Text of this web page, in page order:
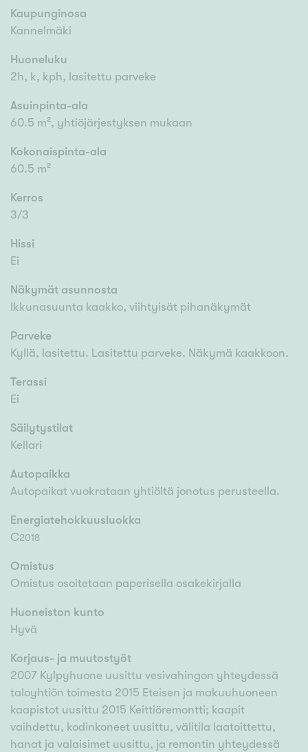
Kaupunginosa
Kannelmäki
Huoneluku
2h, k, kph, lasitettu parveke
Asuinpinta-ala
60.5 m², yhtiöjärjestyksen mukaan
Kokonaispinta-ala
60.5 m²
Kerros
3/3
Hissi
Ei
Näkymät asunnosta
Ikkunasuunta kaakko, viihtyisät pihanäkymät
Parveke
Kyllä, lasitettu. Lasitettu parveke. Näkymä kaakkoon.
Terassi
Ei
Säilytystilat
Kellari
Autopaikka
Autopaikat vuokrataan yhtiöltä jonotus perusteella.
Energiatehokkuusluokka
C2018
Omistus
Omistus osoitetaan paperisella osakekirjalla
Huoneiston kunto
Hyvä
Korjaus- ja muutostyöt
2007 Kylpyhuone uusittu vesivahingon yhteydessä
taloyhtiön toimesta 2015 Eteisen ja makuuhuoneen
kaapistot uusittu 2015 Keittiöremontti; kaapit
vaihdettu, kodinkoneet uusittu, välitila laatoittettu,
hanat ja valaisimet uusittu, ja remontin yhteydessä